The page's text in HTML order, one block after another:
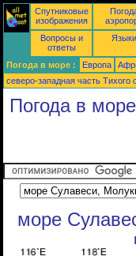
Спутниковые
изображения
Вопросы и
ответы
Языки
Погода в море : Европа
северо-западная часть Tихого
Погода в
море